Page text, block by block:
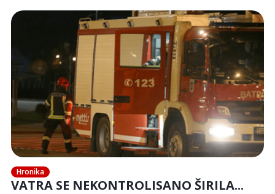
Hronika
VATRA SE NEKONTROLISANO ŠIRILA...